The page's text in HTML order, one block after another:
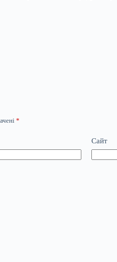
*
Сайт